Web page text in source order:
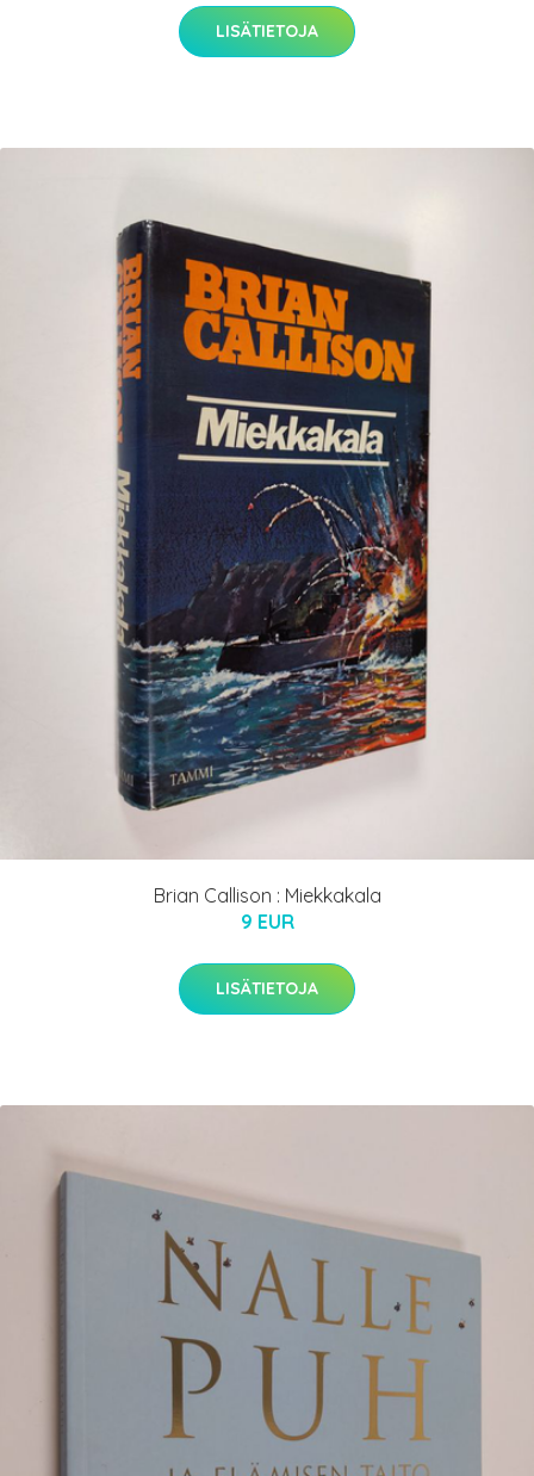
LISÄTIETOJA
Brian Callison : Miekkakala
9 EUR
LISÄTIETOJA